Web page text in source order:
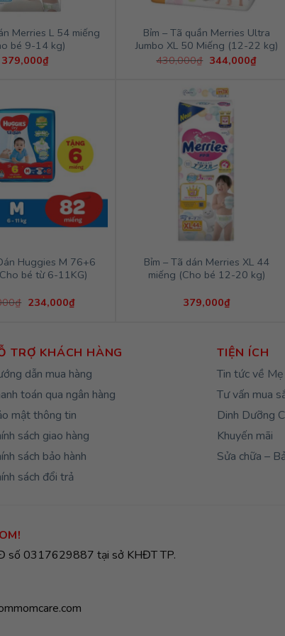
Merries L 54 miếng
bé 9-14 kg)
379,000₫
Bỉm – Tã quần Merries Ultra
Jumbo XL 50 Miếng (12-22 kg)
430,000₫ Giá
430,000₫.
344,000₫Giá
hiện
Huggies M 76+6
bé từ 6-11KG)
₫ Giá
234,000₫Giá
hiện
Bỉm – Tã dán Merries XL 44
miếng (Cho bé 12-20 kg)
379,000₫
TRỢ KHÁCH HÀNG
dẫn mua hàng
toán qua ngân hàng
mật thông tin
sách giao hàng
sách bảo hành
sách đổi trả
TIỆN ÍCH
Tin tức về
Tư vấn mua
Dinh Dưỡng
Khuyến mãi
Sửa chữa –
số 0317629887 tại sở KHĐT TP.